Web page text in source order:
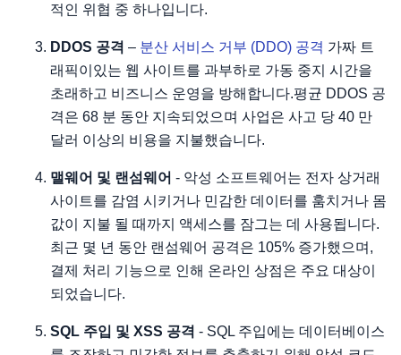
적인 위협 중 하나입니다.
DDOS 공격 – 분산 서비스 거부 (DDO) 공격 가짜 트
래픽이있는 웹 사이트를 과부하로 가동 중지 시간을
초래하고 비즈니스 운영을 방해합니다.평균 DDOS 공
격은 68 분 동안 지속되었으며 사업은 사고 당 40 만
달러 이상의 비용을 지불했습니다.
맬웨어 및 랜섬웨어 - 악성 소프트웨어는 전자 상거래
사이트를 감염 시키거나 민감한 데이터를 훔치거나 몸
값이 지불 될 때까지 액세스를 잠그는 데 사용됩니다.
최근 몇 년 동안 랜섬웨어 공격은 105% 증가했으며,
결제 처리 기능으로 인해 온라인 상점은 주요 대상이
되었습니다.
SQL 주입 및 XSS 공격 - SQL 주입에는 데이터베이스